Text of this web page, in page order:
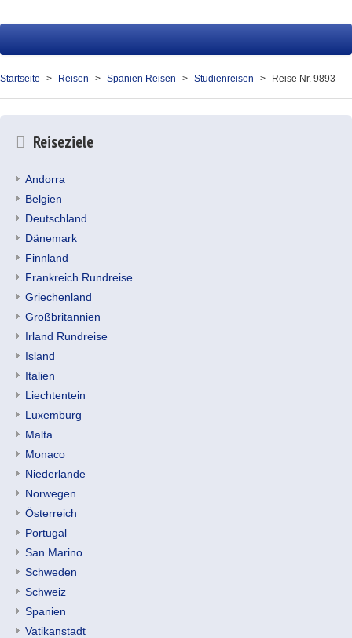
Service
Startseite Reisen Spanien Reisen Studienreisen Reise Nr. 9893
Reiseziele
Andorra
Belgien
Deutschland
Dänemark
Finnland
Frankreich Rundreise
Griechenland
Großbritannien
Irland Rundreise
Island
Italien
Liechtentein
Luxemburg
Malta
Monaco
Niederlande
Norwegen
Österreich
Portugal
San Marino
Schweden
Schweiz
Spanien
Vatikanstadt